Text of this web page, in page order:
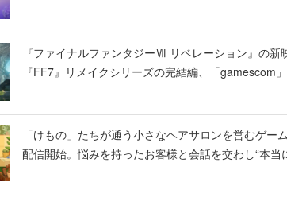
『ファイナルファンタジーⅦ リベレーション』の新
『FF7』リメイクシリーズの完結編、「gamescom
「けもの」たちが通う小さなヘアサロンを営むゲ
配信開始。悩みを持ったお客様と会話を交わし“本当